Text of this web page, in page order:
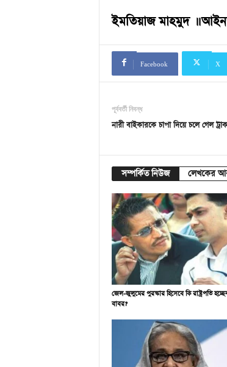
ইমতিয়াজ মাহমুদ ।।
Facebook X
পূর্ববর্তী নিবন্ধ
নারী বাইকারকে চাপা দিয়ে চলে গেল ট্রাক
সম্পর্কিত নিউজ লেখকের
জেল-জুলুমের পুরস্কার হিসেবে কি রাষ্ট্রপতি
বাবর?